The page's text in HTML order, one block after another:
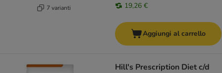
7 varianti 19,26 €
Aggiungi al carrello
Hill's Prescription Diet c/d